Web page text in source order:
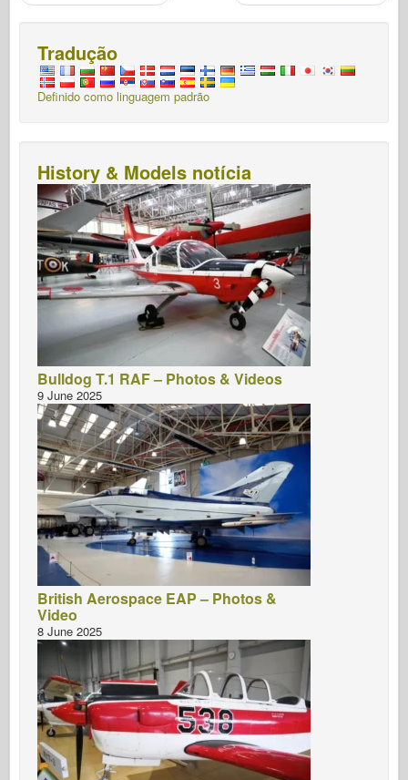
Tradução
Definido como linguagem padrão
History & Models notícia
Bulldog T.1 RAF – Photos & Videos
9 June 2025
British Aerospace EAP – Photos &
Video
8 June 2025